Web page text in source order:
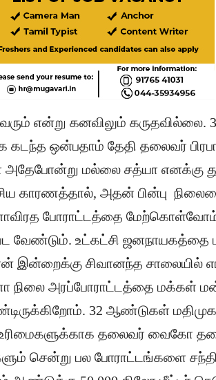
வரும் என்று கனவிலும்
கடந்த ஒன்பதாம் தேதி தலைவர்
அதேபோன்று மல்லை சத்யா எனக்கு
காரணத்தால், அதன் பின்பு
போராட்டத்தை
வேண்டும். உட்கட்சி ஜனநாயகத்தை
இன்றைக்கு சிவானந்த சாலையில்
அரப்போராட்டத்தை மக்கள்
32 ஆண்டுகள்
உரிமைகளுக்காக தலைவர் வைகோ
சென்று பல போராட்டங்களை